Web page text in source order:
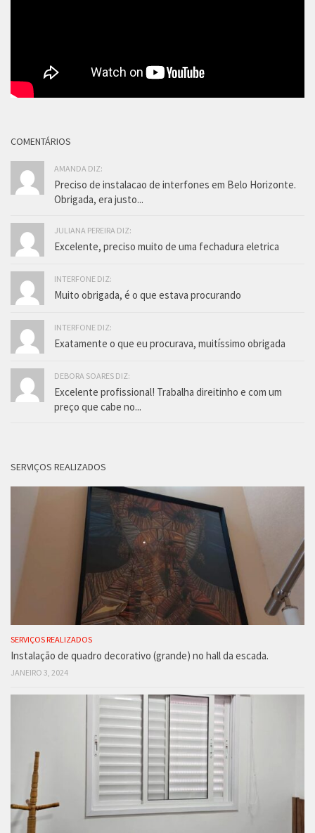
COMENTÁRIOS
AMANDA DIZ:
Preciso de instalacao de interfones em Belo Horizonte.
Obrigada, era justo...
JULIANA PEREIRA DIZ:
Excelente, preciso muito de uma fechadura eletrica
INTERFONE DIZ:
Muito obrigada, é o que estava procurando
INTERFONE DIZ:
Exatamente o que eu procurava, muitíssimo obrigada
DEBORA SOARES DIZ:
Excelente profissional! Trabalha direitinho e com um
preço que cabe no...
SERVIÇOS REALIZADOS
SERVIÇOS REALIZADOS
Instalação de quadro decorativo (grande) no hall da escada.
JANEIRO 3, 2024